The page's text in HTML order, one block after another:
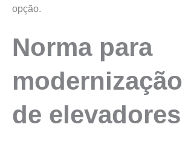
opção.
Norma para
modernização
de elevadores